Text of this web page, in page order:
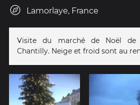
Lamorlaye, France
Visite du marché de Noël de
Chantilly. Neige et froid sont au